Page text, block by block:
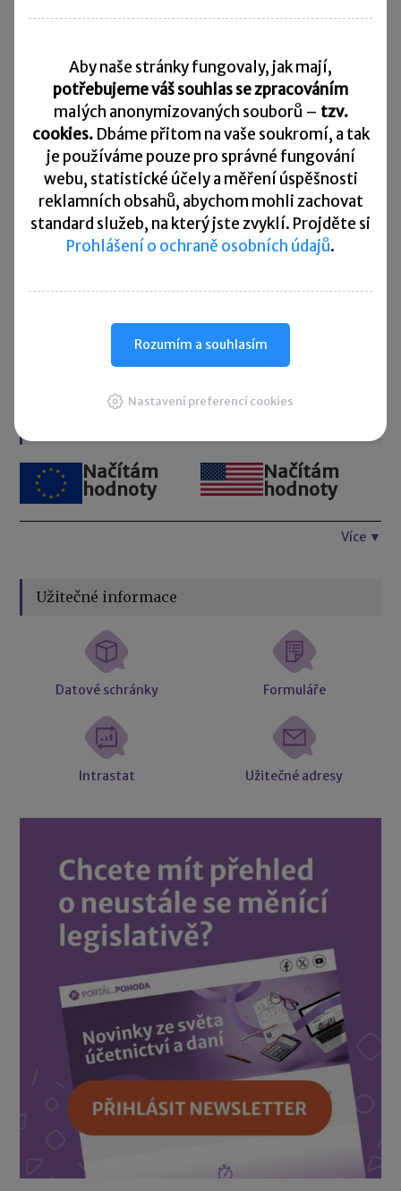
10. 8. 2026
Splatnost daně za červen 2026
20. 8. 2026
Měsíční odvod úhrnu sražených záloh na daň z příjmů
fyzických osob ze závislé činnosti za červenec 2026
20. 8. 2026
Splatnost paušální zálohy
24. 8. 2026
Daňové přiznání a splatnost daně za červenec 2026
Přehled všech termínů ►
Načítám
hodnoty
Načítám
hodnoty
Více ▼
Užitečné informace
Datové schránky Formuláře
Intrastat Užitečné adresy
Aby naše stránky fungovaly, jak mají,
potřebujeme váš souhlas se zpracováním
malých anonymizovaných souborů – tzv.
cookies. Dbáme přitom na vaše soukromí, a tak
je používáme pouze pro správné fungování
webu, statistické účely a měření úspěšnosti
reklamních obsahů, abychom mohli zachovat
standard služeb, na který jste zvyklí. Projděte si
Prohlášení o ochraně osobních údajů.
Rozumím a souhlasím
Nastavení preferencí cookies